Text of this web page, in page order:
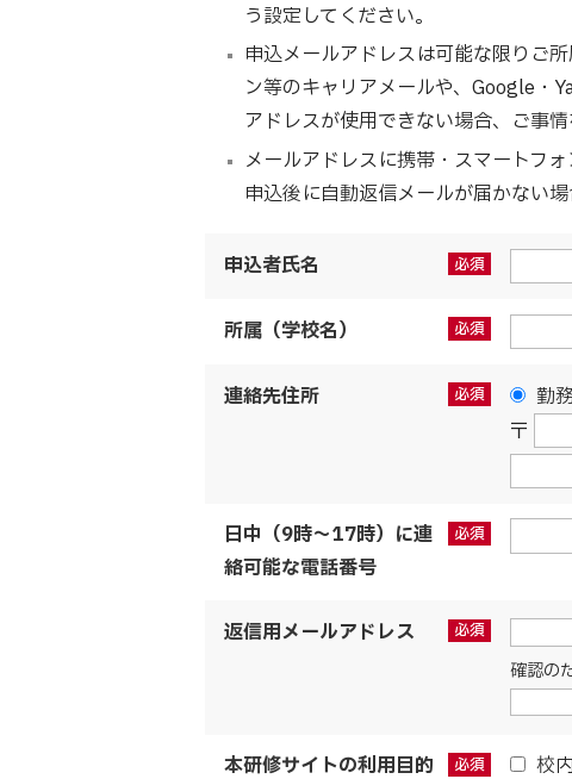
う設定してください。
申込メールアドレスは可能な限りご
ン等のキャリアメールや、Google・
アドレスが使用できない場合、ご事
メールアドレスに携帯・スマートフ
申込後に自動返信メールが届かない
申込者氏名
所属（学校名）
連絡先住所 勤
〒
日中（9時～17時）に連
絡可能な電話番号
返信用メールアドレス
確認の
本研修サイトの利用目的 校